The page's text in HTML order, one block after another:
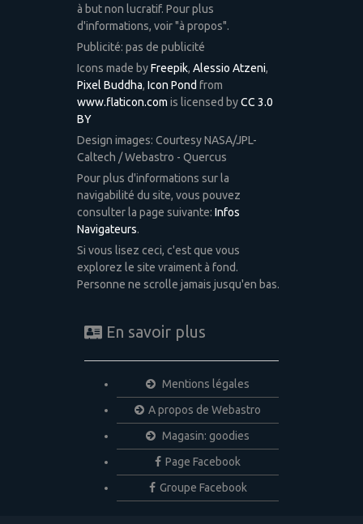
à but non lucratif. Pour plus
d'informations, voir "à propos".
Publicité: pas de publicité
Icons made byFreepik, Alessio Atzeni,
Pixel Buddha, Icon Pond from
www.flaticon.com is licensed byCC 3.0
BY
Design images: Courtesy NASA/JPL-
Caltech / Webastro - Quercus
Pour plus d'informations sur la
navigabilité du site, vous pouvez
consulter la page suivante: Infos
Navigateurs.
Si vous lisez ceci, c'est que vous
explorez le site vraiment à fond.
Personne ne scrolle jamais jusqu'en bas.
En savoir plus
Mentions légales
A propos de Webastro
Magasin: goodies
Page Facebook
Groupe Facebook